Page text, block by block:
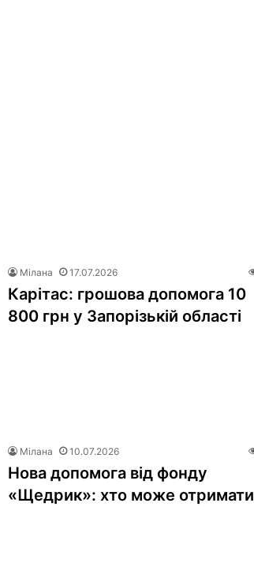
Мілана 17.07.2026
Карітас: грошова допомога 10
800 грн у Запорізькій області
Мілана 10.07.2026
Нова допомога від фонду
«Щедрик»: хто може отримати